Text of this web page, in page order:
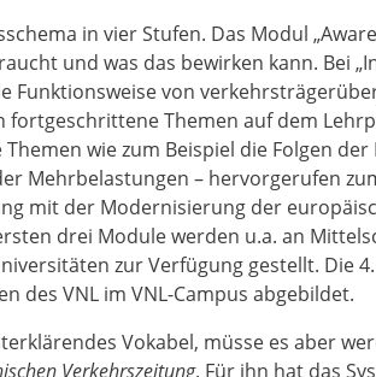
in vier Stufen. Das Modul
und was das bewirken kann. Bei
Funktionsweise von
fortgeschrittene Themen auf dem
wie zum Beispiel die Folgen
Mehrbelastungen – hervorgerufen
mit der Modernisierung der
drei Module werden u.a. an
zur Verfügung gestellt. Die
des VNL im VNL-Campus abgebildet.
Vokabel, müsse es aber
Verkehrszeitung. Für ihn hat das